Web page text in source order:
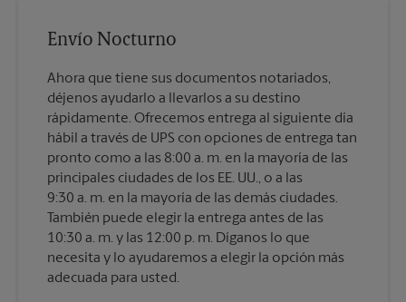
Envío Nocturno
Ahora que tiene sus documentos notariados,
déjenos ayudarlo a llevarlos a su destino
rápidamente. Ofrecemos entrega al siguiente día
hábil a través de UPS con opciones de entrega tan
pronto como a las 8:00 a. m. en la mayoría de las
principales ciudades de los EE. UU., o a las
9:30 a. m. en la mayoría de las demás ciudades.
También puede elegir la entrega antes de las
10:30 a. m. y las 12:00 p. m. Díganos lo que
necesita y lo ayudaremos a elegir la opción más
adecuada para usted.